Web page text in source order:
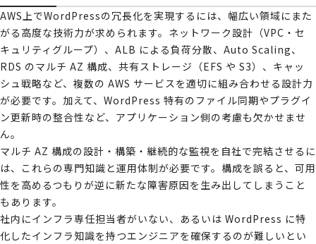
AWS上でWordPressの冗長化を実現するには、幅広い領域にまた
がる高度な技術力が求められます。ネットワーク設計（VPC・セ
キュリティグループ）、ALB による負荷分散、Auto Scaling、
RDS のマルチ AZ 構成、共有ストレージ（EFS や S3）、キャッ
シュ戦略など、複数の AWS サービスを適切に組み合わせる設計力
が必要です。加えて、WordPress 特有のファイル同期やプラグイ
ン更新時の整合性など、アプリケーション側の考慮も欠かせませ
ん。
マルチ AZ 構成の設計・構築・継続的な監視を自社で完結させるに
は、これらの専門知識と運用体制が必要です。構成を誤ると、可用
性を高めるつもりが逆に新たな障害原因を生み出してしまうこと
もあります。
社内にインフラ専任担当者がいない、あるいは WordPress に特
化したインフラ知識を持つエンジニアを確保するのが難しいとい